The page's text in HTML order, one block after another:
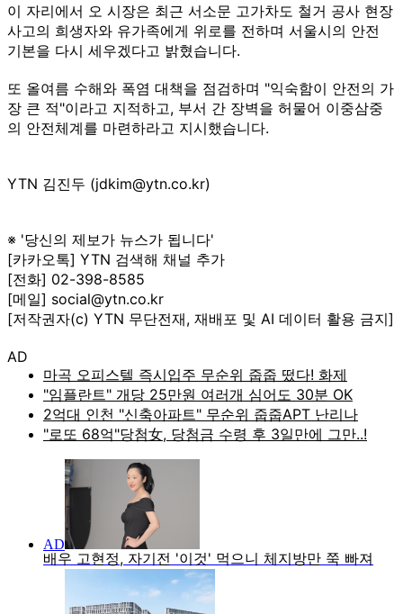
이 자리에서 오 시장은 최근 서소문 고가차도 철거 공사 현장
사고의 희생자와 유가족에게 위로를 전하며 서울시의 안전
기본을 다시 세우겠다고 밝혔습니다.
또 올여름 수해와 폭염 대책을 점검하며 "익숙함이 안전의 가
장 큰 적"이라고 지적하고, 부서 간 장벽을 허물어 이중삼중
의 안전체계를 마련하라고 지시했습니다.
YTN 김진두 (jdkim@ytn.co.kr)
※ '당신의 제보가 뉴스가 됩니다'
[카카오톡] YTN 검색해 채널 추가
[전화] 02-398-8585
[메일] social@ytn.co.kr
[저작권자(c) YTN 무단전재, 재배포 및 AI 데이터 활용 금지]
AD